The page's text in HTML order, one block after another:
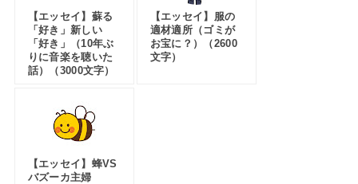
【エッセイ】蘇る
「好き」新しい
「好き」（10年ぶ
りに音楽を聴いた
話）（3000文字）
【エッセイ】服の
適材適所（ゴミが
お宝に？）（2600
文字）
【エッセイ】蜂VS
バズーカ主婦